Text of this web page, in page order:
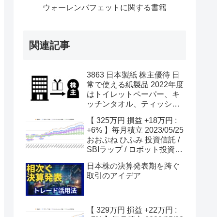
ウォーレンバフェットに関する書籍
関連記事
3863 日本製紙 株主優待 日
常で使える紙製品 2022年度
はトイレットペーパー、キ
ッチンタオル、ティッシュ
【 325万円 損益 +18万円 :
+6% 】毎月積立 2023/05/25
おおぶね ひふみ 投資信託 /
SBIラップ / ロボット投資
題・セルインメイ・リセッ
ションに注目！
日本株の決算発表期を跨ぐ
取引のアイデア
【 329万円 損益 +22万円 :